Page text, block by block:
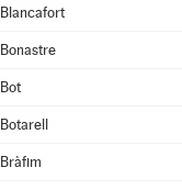
Blancafort
Bonastre
Bot
Botarell
Bràfim